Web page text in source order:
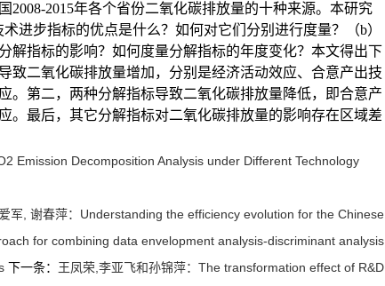
2008-2015年各个省份二氧化碳排放量的十种来源。本研究
术进步指标的优点是什么？如何对它们分别进行度量？（b）
解指标的影响？如何度量分解指标的年度变化？本文得出下
致二氧化碳排放量增加，分别是经济活动效应、合意产出技
。第二，两种分解指标导致二氧化碳排放量降低，即合意产
。最后，其它分解指标对二氧化碳排放量的影响存在区域差
Emission Decomposition Analysis under Different Technology
军, 谢春萍：Understanding the efficiency evolution for the Chinese
for combining data envelopment analysis-discriminant analysis
下一条： 王凤荣,李亚飞和孙锦萍：The transformation effect of R&D